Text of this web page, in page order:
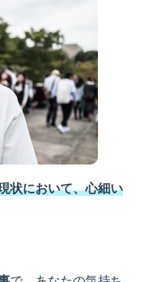
状において、心細い